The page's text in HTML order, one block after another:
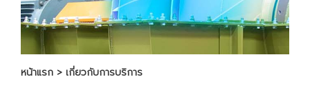
หน้าแรก เกี่ยวกับการบริการ